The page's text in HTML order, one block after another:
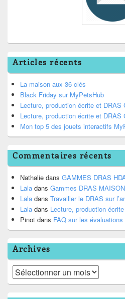
Articles récents
La maison aux 36 clés
Black Friday sur MyPetsHub
Lecture, production écrite et DRAS
Lecture, production écrite et DRAS
Mon top 5 des jouets interactifs
Commentaires récents
Nathalie dans GAMMES DRAS
Lala dans Gammes DRAS MAISON
Lala dans Travailler le DRAS sur
Lala dans Lecture, production
Pinot dans FAQ sur les évaluations
Archives
Archives